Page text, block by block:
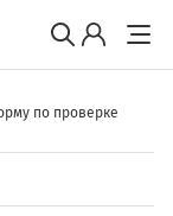
по проверке